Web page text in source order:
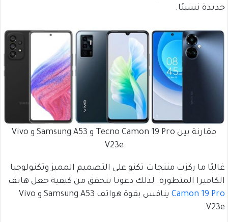
جديدة نسبيًا.
مقارنة بين Tecno Camon 19 Pro و Samsung A53 و Vivo
V23e
غالبًا ما ركزت منتجات تكنو على التصميم المميز وتكنولوجيا
الكاميرا المتطورة. لذلك دعونا نتحقق من كيفية جعل هاتف
Camon 19 Pro
ينافس بقوة هواتف Samsung A53 و Vivo
V23e.